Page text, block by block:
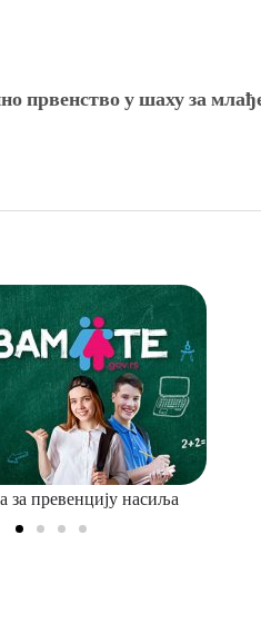
првенство у шаху за
насиља